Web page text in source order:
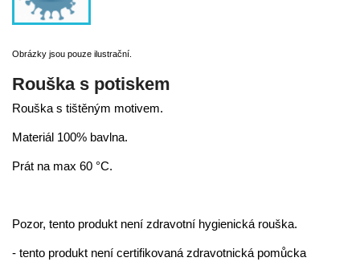
Obrázky jsou pouze ilustrační.
Rouška s potiskem
Rouška s tištěným motivem.
Materiál 100% bavlna.
Prát na max 60 °C.
Pozor, tento produkt není zdravotní hygienická rouška.
- tento produkt není certifikovaná zdravotnická pomůcka